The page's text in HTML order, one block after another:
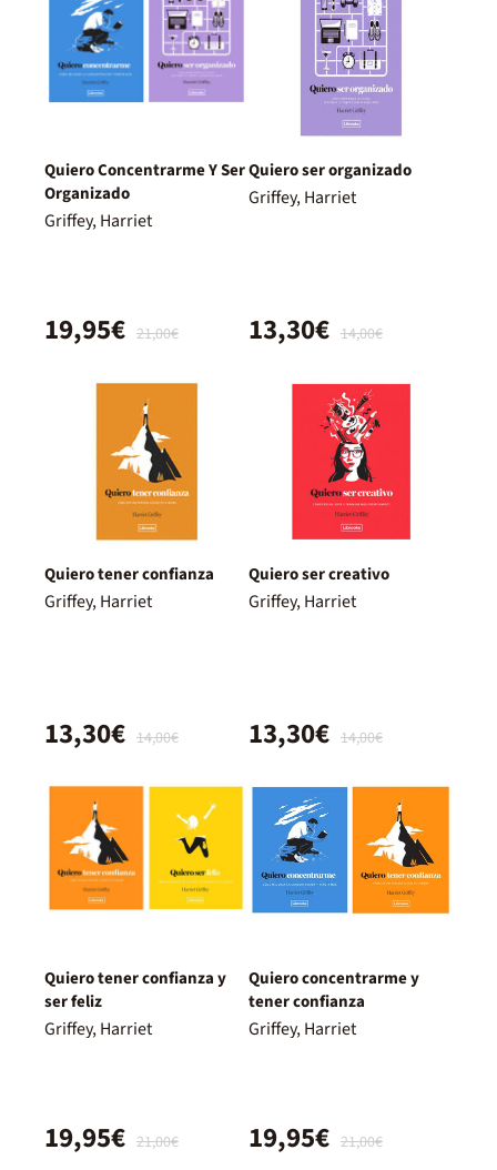
Quiero Concentrarme Y Ser
Organizado
Griffey, Harriet
21,00€
19,95€
Quiero ser organizado
Griffey, Harriet
14,00€
13,30€
Quiero tener confianza
Griffey, Harriet
14,00€
13,30€
Quiero ser creativo
Griffey, Harriet
14,00€
13,30€
Quiero tener confianza y
ser feliz
Griffey, Harriet
21,00€
19,95€
Quiero concentrarme y
tener confianza
Griffey, Harriet
21,00€
19,95€